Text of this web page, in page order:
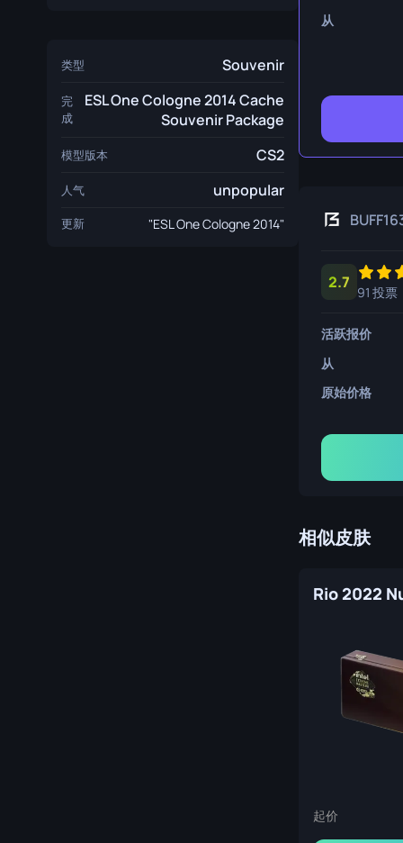
类型 Souvenir
完
成
ESL One Cologne 2014 Cache
Souvenir Package
模型版本 CS2
人气 unpopular
更新 "ESL One Cologne 2014"
从
2.7
91 投票
活跃报价
从
原始价格
相似皮肤
起价